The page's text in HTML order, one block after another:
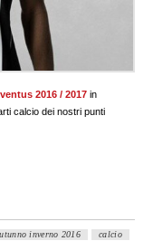
2016 / 2017 in
calcio dei nostri punti
inverno 2016
calcio